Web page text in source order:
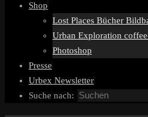
Shop
Lost Places Bücher
Urban Exploration
Photoshop
Presse
Urbex Newsletter
Suche nach: